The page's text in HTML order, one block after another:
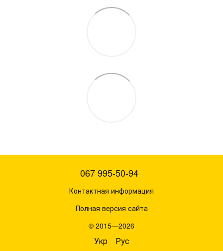
067 995-50-94
Контактная информация
Полная версия сайта
© 2015—2026
Укр Рус